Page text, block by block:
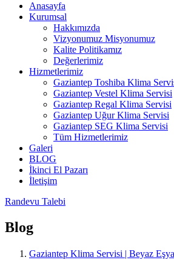
Anasayfa
Kurumsal
Hakkımızda
Vizyonumuz Misyonumuz
Kalite Politikamız
Değerlerimiz
Hizmetlerimiz
Gaziantep Toshiba Klima
Gaziantep Vestel Klima Servisi
Gaziantep Regal Klima Servisi
Gaziantep Uğur Klima Servisi
Gaziantep SEG Klima Servisi
Tüm Hizmetlerimiz
Galeri
BLOG
İkinci El Pazarı
İletişim
Randevu Talebi
Blog
Gaziantep Klima Servisi | Beyaz